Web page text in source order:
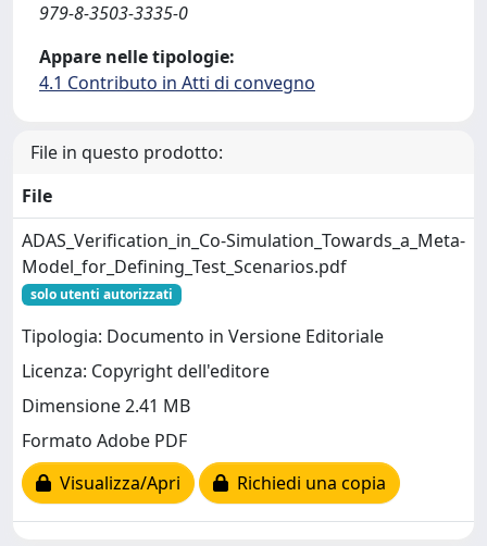
979-8-3503-3335-0
Appare nelle tipologie:
4.1 Contributo in Atti di convegno
File in questo prodotto:
File
ADAS_Verification_in_Co-Simulation_Towards_a_Meta-
Model_for_Defining_Test_Scenarios.pdf
solo utenti autorizzati
Tipologia: Documento in Versione Editoriale
Licenza: Copyright dell'editore
Dimensione 2.41 MB
Formato Adobe PDF
Visualizza/Apri
Richiedi una copia